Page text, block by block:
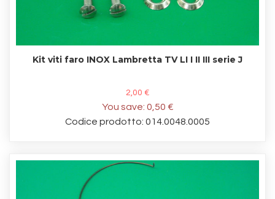
Kit viti faro INOX Lambretta TV LI I II III serie J
2,00 €
You save: 0,50 €
Codice prodotto: 014.0048.0005